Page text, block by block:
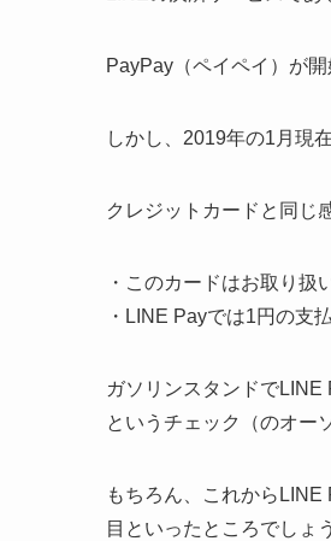
PayPay（ペイペイ）が
しかし、2019年の1月現
クレジットカードと同じ
・このカードはお取り扱
・LINE Payでは1円の支
ガソリンスタンドでLINE
というチェック（のオー
もちろん、これから
目といったところでしょ